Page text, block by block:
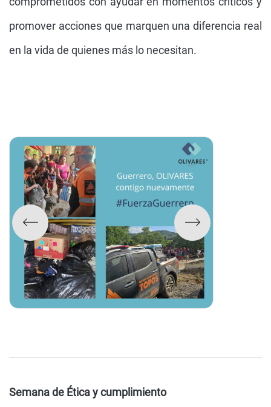
promover acciones que marquen una diferencia real
en la vida de quienes más lo necesitan.
Semana de Ética y cumplimiento